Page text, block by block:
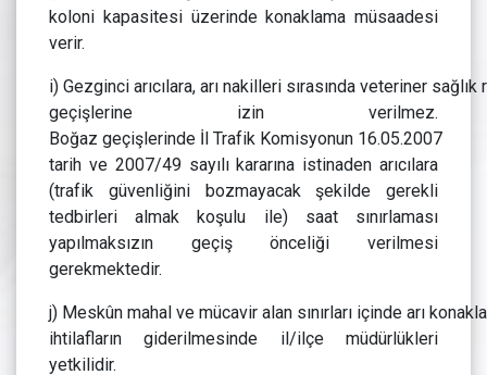
koloni kapasitesi üzerinde konaklama müsaadesi
verir.
i) Gezginci arıcılara, arı nakilleri sırasında veteriner
geçişlerine izin verilmez.
Boğaz geçişlerinde İl Trafik Komisyonun 16.05.2007
tarih ve 2007/49 sayılı kararına istinaden arıcılara
(trafik güvenliğini bozmayacak şekilde gerekli
tedbirleri almak koşulu ile) saat sınırlaması
yapılmaksızın geçiş önceliği verilmesi
gerekmektedir.
j) Meskûn mahal ve mücavir alan sınırları içinde arı
ihtilafların giderilmesinde il/ilçe müdürlükleri
yetkilidir.